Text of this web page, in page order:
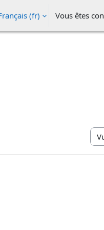
la saisie de
‎(fr)‎ Vous êtes